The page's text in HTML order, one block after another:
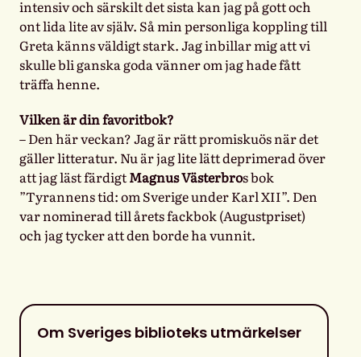
intensiv och särskilt det sista kan jag på gott och
ont lida lite av själv. Så min personliga koppling till
Greta känns väldigt stark. Jag inbillar mig att vi
skulle bli ganska goda vänner om jag hade fått
träffa henne.
Vilken är din favoritbok?
– Den här veckan? Jag är rätt promiskuös när det
gäller litteratur. Nu är jag lite lätt deprimerad över
att jag läst färdigtMagnus Västerbros bok
”Tyrannens tid: om Sverige under Karl XII”. Den
var nominerad till årets fackbok (Augustpriset)
och jag tycker att den borde ha vunnit.
Om Sveriges biblioteks utmärkelser